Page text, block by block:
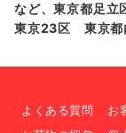
など、東京都足立
東京23区 東京
よくある質問 お